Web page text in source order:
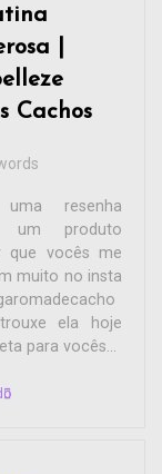
|
Cachos
resenha
um produto
que vocês me
muito no insta
ela hoje
para vocês...